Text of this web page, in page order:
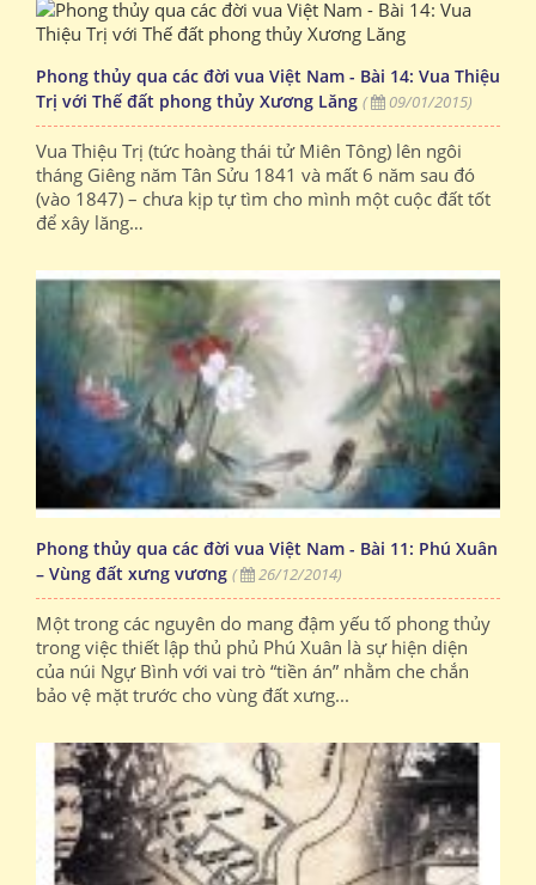
Phong thủy qua các đời vua Việt Nam - Bài 14: Vua Thiệu
Trị với Thế đất phong thủy Xương Lăng ( 09/01/2015)
Vua Thiệu Trị (tức hoàng thái tử Miên Tông) lên ngôi
tháng Giêng năm Tân Sửu 1841 và mất 6 năm sau đó
(vào 1847) – chưa kịp tự tìm cho mình một cuộc đất tốt
để xây lăng…
Phong thủy qua các đời vua Việt Nam - Bài 11: Phú Xuân
– Vùng đất xưng vương ( 26/12/2014)
Một trong các nguyên do mang đậm yếu tố phong thủy
trong việc thiết lập thủ phủ Phú Xuân là sự hiện diện
của núi Ngự Bình với vai trò “tiền án” nhằm che chắn
bảo vệ mặt trước cho vùng đất xưng...